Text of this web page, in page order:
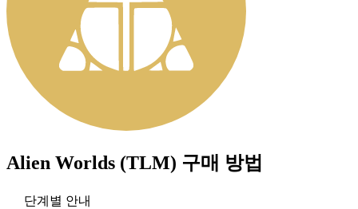
Alien Worlds (TLM) 구매 방법
단계별 안내